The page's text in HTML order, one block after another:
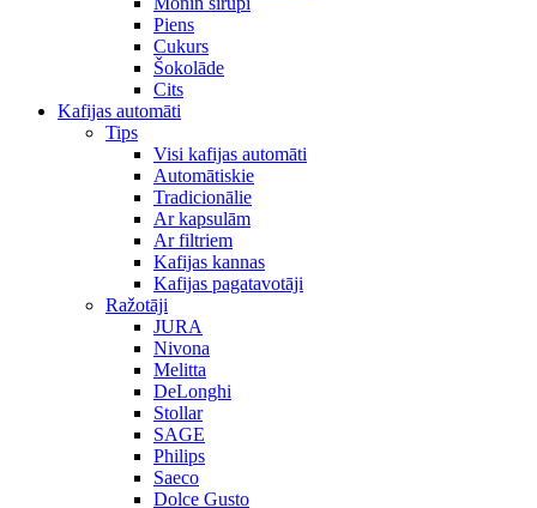
Piens
Cukurs
Šokolāde
Cits
Kafijas automāti
Tips
Visi kafijas automāti
Automātiskie
Tradicionālie
Ar kapsulām
Ar filtriem
Kafijas kannas
Kafijas pagatavotāji
Ražotāji
JURA
Nivona
Melitta
DeLonghi
Stollar
SAGE
Philips
Saeco
Dolce Gusto